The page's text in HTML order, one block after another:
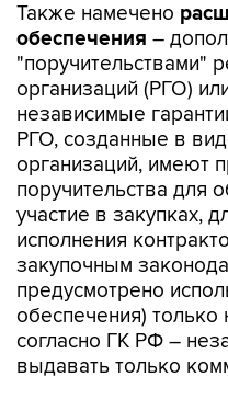
Также намечено
обеспечения –
"поручительствами"
организаций (РГО)
независимые
РГО, созданные в
организаций, имеют
поручительства для
участие в закупках,
исполнения
закупочным
предусмотрено
обеспечения) только
согласно ГК РФ –
выдавать только